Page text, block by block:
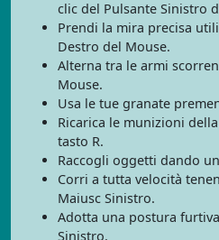
clic del Pulsante Sinistro
Prendi la mira precisa
Destro del Mouse.
Alterna tra le armi
Mouse.
Usa le tue granate
Ricarica le munizioni
tasto R.
Raccogli oggetti dando
Corri a tutta velocità
Maiusc Sinistro.
Adotta una postura
Sinistro.